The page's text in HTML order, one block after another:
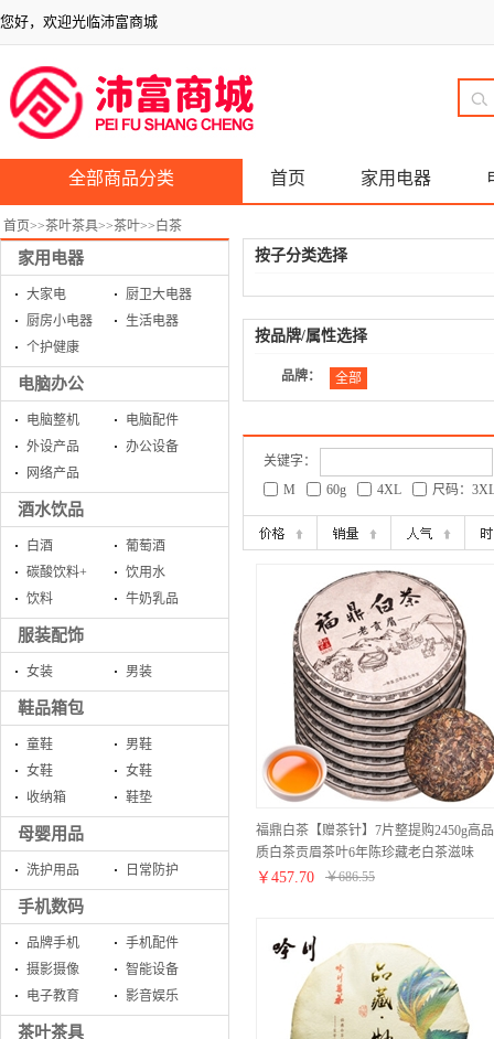
您好，欢迎光临沛富商城
全部商品分类 首页 家用电器
首页>>茶叶茶具>>茶叶>> 白茶
家用电器
大家电
厨卫大电器
厨房小电器
生活电器
个护健康
电脑办公
电脑整机
电脑配件
外设产品
办公设备
网络产品
酒水饮品
白酒
葡萄酒
碳酸饮料+
饮用水
饮料
牛奶乳品
服装配饰
女装 男装
鞋品箱包
童鞋
男鞋
女鞋
女鞋
收纳箱
鞋垫
母婴用品
洗护用品 日常防护
手机数码
品牌手机
手机配件
摄影摄像
智能设备
电子教育
影音娱乐
茶叶茶具
按子分类选择
按品牌/属性选择
品牌： 全部
关键字：
M
60g 4XL 尺码：
福鼎白茶【赠茶针】7片整提购2450g高品
质白茶贡眉茶叶6年陈珍藏老白茶滋味
￥ 457.70 ￥686.55